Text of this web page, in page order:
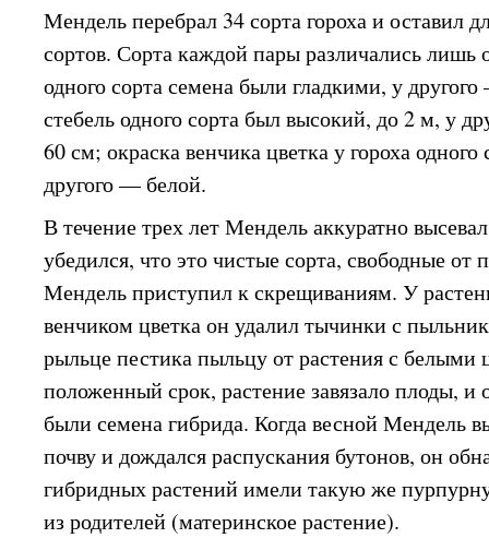
Мендель перебрал 34 сорта гороха и оставил
сортов. Сорта каждой пары различались
одного сорта семена были гладкими, у
стебель одного сорта был высокий, до 2 м, у
60 см; окраска венчика цветка у гороха
другого — белой.
В течение трех лет Мендель аккуратно
убедился, что это чистые сорта, свободные от
Мендель приступил к скрещиваниям. У
венчиком цветка он удалил тычинки с
рыльце пестика пыльцу от растения с
положенный срок, растение завязало плоды, и
были семена гибрида. Когда весной Мендель
почву и дождался распускания бутонов, он
гибридных растений имели такую же
из родителей (материнское растение).